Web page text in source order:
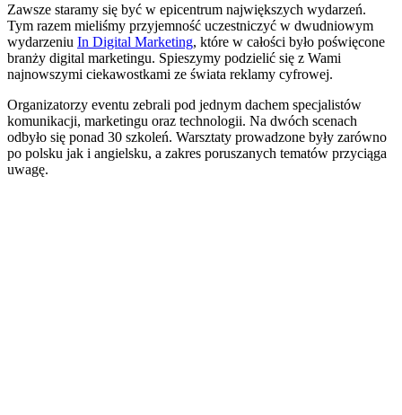
Zawsze staramy się być w epicentrum największych wydarzeń.
Tym razem mieliśmy przyjemność uczestniczyć w dwudniowym
wydarzeniu In Digital Marketing, które w całości było poświęcone
branży digital marketingu. Spieszymy podzielić się z Wami
najnowszymi ciekawostkami ze świata reklamy cyfrowej.
Organizatorzy eventu zebrali pod jednym dachem specjalistów
komunikacji, marketingu oraz technologii. Na dwóch scenach
odbyło się ponad 30 szkoleń. Warsztaty prowadzone były zarówno
po polsku jak i angielsku, a zakres poruszanych tematów przyciąga
uwagę.